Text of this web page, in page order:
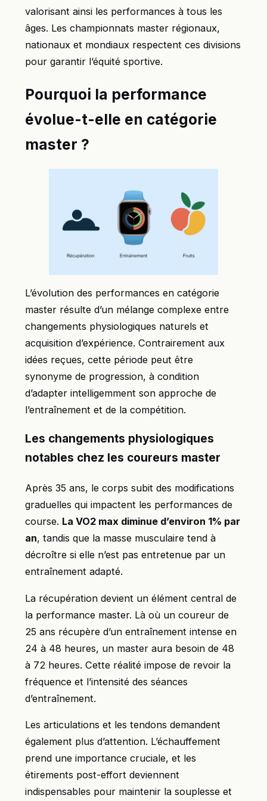
valorisant ainsi les performances à tous les
âges. Les championnats master régionaux,
nationaux et mondiaux respectent ces divisions
pour garantir l’équité sportive.
Pourquoi la performance
évolue-t-elle en catégorie
master ?
L’évolution des performances en catégorie
master résulte d’un mélange complexe entre
changements physiologiques naturels et
acquisition d’expérience. Contrairement aux
idées reçues, cette période peut être
synonyme de progression, à condition
d’adapter intelligemment son approche de
l’entraînement et de la compétition.
Les changements physiologiques
notables chez les coureurs master
Après 35 ans, le corps subit des modifications
graduelles qui impactent les performances de
course. La VO2 max diminue d’environ 1% par
an, tandis que la masse musculaire tend à
décroître si elle n’est pas entretenue par un
entraînement adapté.
La récupération devient un élément central de
la performance master. Là où un coureur de
25 ans récupère d’un entraînement intense en
24 à 48 heures, un master aura besoin de 48
à 72 heures. Cette réalité impose de revoir la
fréquence et l’intensité des séances
d’entraînement.
Les articulations et les tendons demandent
également plus d’attention. L’échauffement
prend une importance cruciale, et les
étirements post-effort deviennent
indispensables pour maintenir la souplesse et